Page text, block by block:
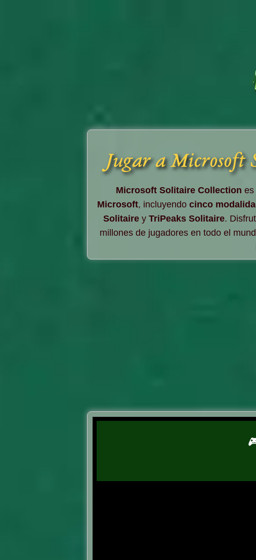
Jugar a Microsoft
Microsoft Solitaire Collection es
Microsoft, incluyendo cinco
Solitairey TriPeaks Solitaire.
millones de jugadores en todo el